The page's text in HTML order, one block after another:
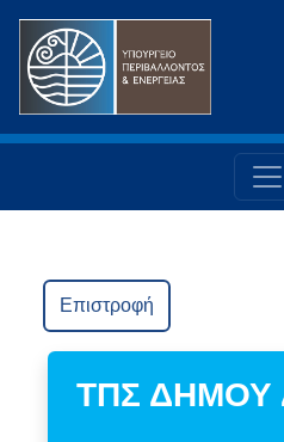
Επιστροφή
ΤΠΣ ΔΗΜΟΥ